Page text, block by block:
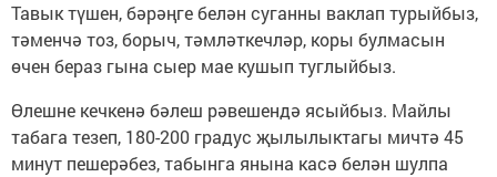
Тавык түшен, бәрәңге белән суганны ваклап турыйбыз,
тәменчә тоз, борыч, тәмләткечләр, коры булмасын
өчен бераз гына сыер мае кушып туглыйбыз.
Өлешне кечкенә бәлеш рәвешендә ясыйбыз. Майлы
табага тезеп, 180-200 градус җылылыктагы мичтә 45
минут пешерәбез, табынга янына касә белән шулпа